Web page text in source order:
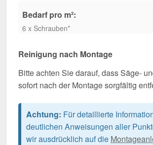
Bedarf pro m²:
6 x Schrauben*
Reinigung nach Montage
Bitte achten Sie darauf, dass Säge-
sofort nach der Montage sorgfältig
Achtung: Für detaillierte
deutlichen Anweisungen aller
wir ausdrücklich auf die